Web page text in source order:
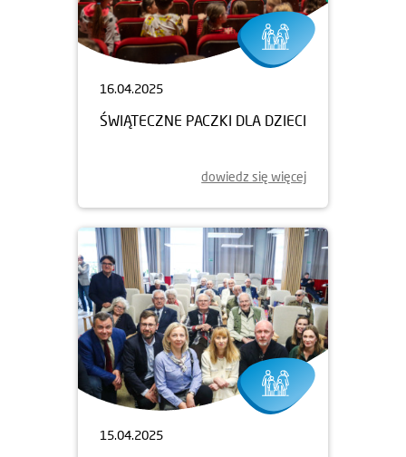
16.04.2025
ŚWIĄTECZNE PACZKI DLA DZIECI
dowiedz się więcej
15.04.2025